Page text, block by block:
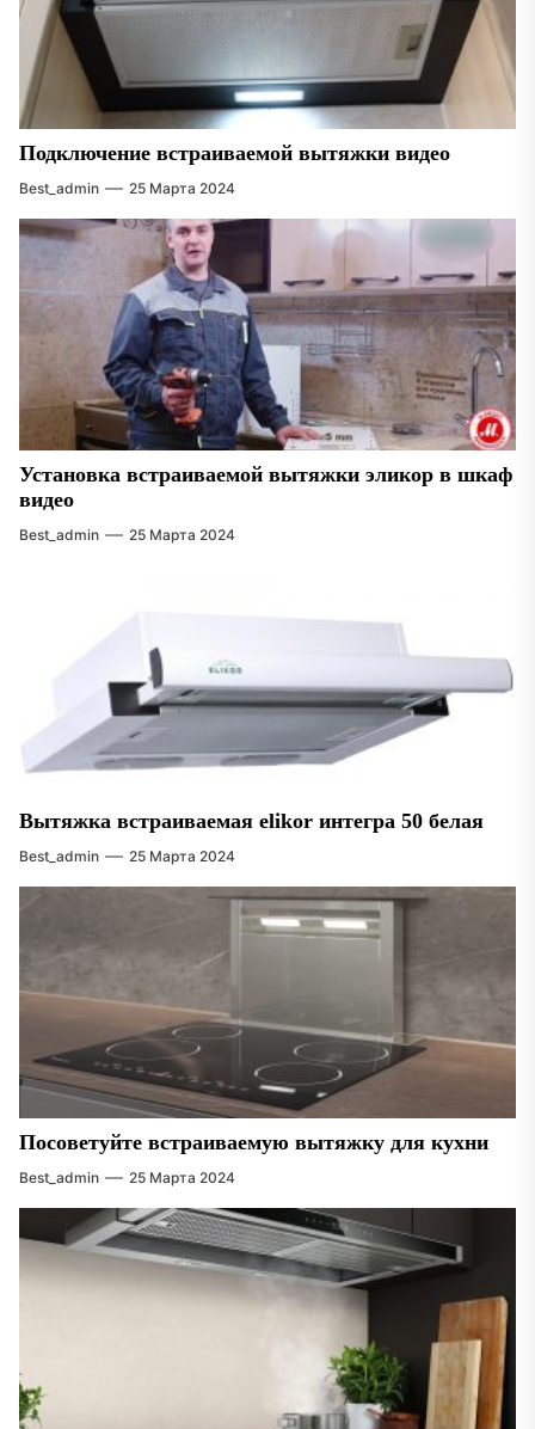
Подключение встраиваемой вытяжки видео
Best_admin 25 Марта 2024
Установка встраиваемой вытяжки эликор в шкаф
видео
Best_admin 25 Марта 2024
Вытяжка встраиваемая elikor интегра 50 белая
Best_admin 25 Марта 2024
Посоветуйте встраиваемую вытяжку для кухни
Best_admin 25 Марта 2024